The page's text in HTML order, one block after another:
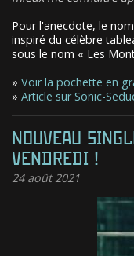
Pour l'anecdote, le
inspiré du célèbre
sous le nom « Les
» Voir la pochette en
» Article sur Sonic-
NOUVEAU
VENDREDI !
24août 2021